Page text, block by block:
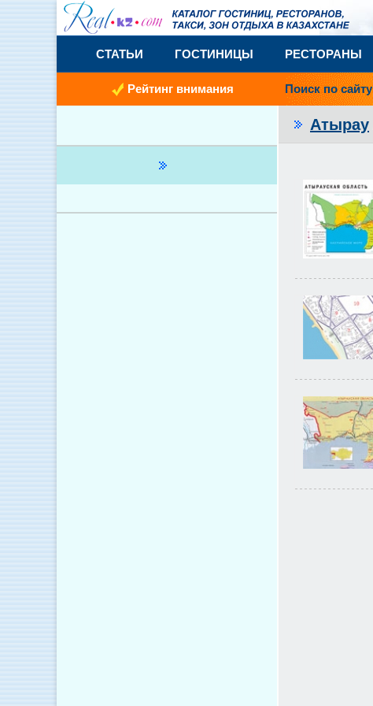
СТАТЬИ ГОСТИНИЦЫ РЕСТОРАНЫ
Рейтинг внимания Поиск по сайту
Атырау